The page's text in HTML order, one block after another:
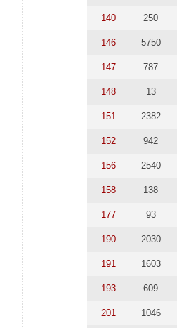
140 250
146 5750
147 787
148 13
151 2382
152 942
156 2540
158 138
177 93
190 2030
191 1603
193 609
201 1046